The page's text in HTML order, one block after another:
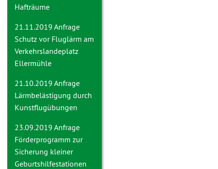
Hafträume
21.11.2019 Anfrage
Schutz vor Fluglärm am
Verkehrslandeplatz
Ellermühle
21.10.2019 Anfrage
Lärmbelästigung durch
Kunstflugübungen
23.09.2019 Anfrage
Förderprogramm zur
Sicherung kleiner
Geburtshilfestationen